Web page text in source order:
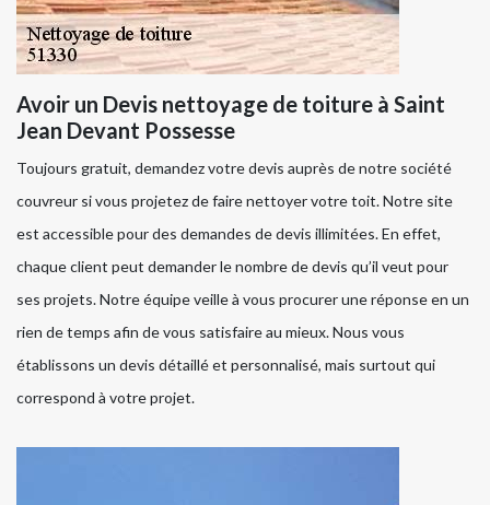
Avoir un Devis nettoyage de toiture à Saint
Jean Devant Possesse
Toujours gratuit, demandez votre devis auprès de notre société
couvreur si vous projetez de faire nettoyer votre toit. Notre site
est accessible pour des demandes de devis illimitées. En effet,
chaque client peut demander le nombre de devis qu’il veut pour
ses projets. Notre équipe veille à vous procurer une réponse en un
rien de temps afin de vous satisfaire au mieux. Nous vous
établissons un devis détaillé et personnalisé, mais surtout qui
correspond à votre projet.